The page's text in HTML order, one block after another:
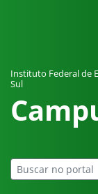
Instituto Federal de
Sul